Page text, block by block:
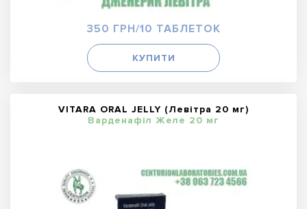
350 ГРН/10 ТАБЛЕТОК
КУПИТИ
VITARA ORAL JELLY (Левітра 20 мг)
Варденафіл Желе 20 мг